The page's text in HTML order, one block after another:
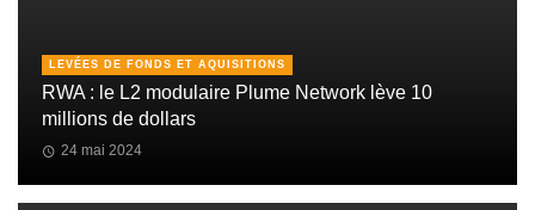
LEVÉES DE FONDS ET AQUISITIONS
RWA : le L2 modulaire Plume Network lève 10
millions de dollars
24 mai 2024